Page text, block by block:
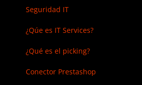
Seguridad IT
¿Qúe es IT Services?
¿Qué es el picking?
Conector Prestashop